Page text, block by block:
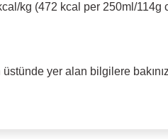
kg (472 kcal per 250ml/114g
yer alan bilgilere